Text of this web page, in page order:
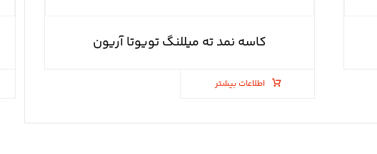
کاسه نمد ته میللنگ تویوتا آریون
اطلاعات بیشتر